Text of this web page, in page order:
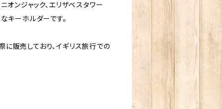
オンジャック、エリザベスタワー
キーホルダーです。
販売しており、イギリス旅行での